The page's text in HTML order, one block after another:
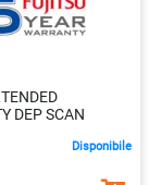
DEP SCAN
Disponibile